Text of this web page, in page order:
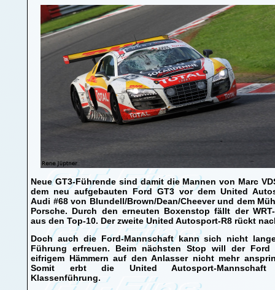
Neue GT3-Führende sind damit die Mannen von Marc
dem neu aufgebauten Ford GT3 vor dem United
Audi #68 von Blundell/Brown/Dean/Cheever und dem
Porsche. Durch den erneuten Boxenstop fällt der
aus den Top-10. Der zweite United Autosport-R8 rückt
Doch auch die Ford-Mannschaft kann sich nicht
Führung erfreuen. Beim nächsten Stop will der Ford
eifrigem Hämmern auf den Anlasser nicht mehr
Somit erbt die United Autosport-
Klassenführung.